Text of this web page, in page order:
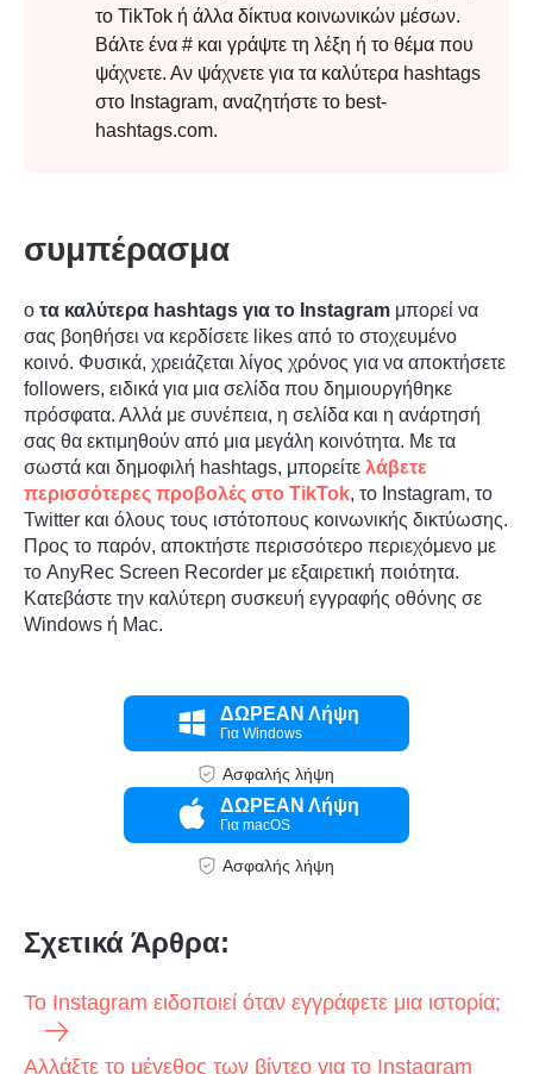
το TikTok ή άλλα δίκτυα κοινωνικών μέσων.
Βάλτε ένα # και γράψτε τη λέξη ή το θέμα που
ψάχνετε. Αν ψάχνετε για τα καλύτερα hashtags
στο Instagram, αναζητήστε το best-
hashtags.com.
συμπέρασμα
ο τα καλύτερα hashtags για το Instagram μπορεί να
σας βοηθήσει να κερδίσετε likes από το στοχευμένο
κοινό. Φυσικά, χρειάζεται λίγος χρόνος για να αποκτήσετε
followers, ειδικά για μια σελίδα που δημιουργήθηκε
πρόσφατα. Αλλά με συνέπεια, η σελίδα και η ανάρτησή
σας θα εκτιμηθούν από μια μεγάλη κοινότητα. Με τα
σωστά και δημοφιλή hashtags, μπορείτε λάβετε
περισσότερες προβολές στο TikTok, το Instagram, το
Twitter και όλους τους ιστότοπους κοινωνικής δικτύωσης.
Προς το παρόν, αποκτήστε περισσότερο περιεχόμενο με
το AnyRec Screen Recorder με εξαιρετική ποιότητα.
Κατεβάστε την καλύτερη συσκευή εγγραφής οθόνης σε
Windows ή Mac.
ΔΩΡΕΑΝ Λήψη
Για Windows
Ασφαλής λήψη
ΔΩΡΕΑΝ Λήψη
Για macOS
Ασφαλής λήψη
Σχετικά Άρθρα:
Το Instagram ειδοποιεί όταν εγγράφετε μια ιστορία;
Αλλάξτε το μέγεθος των βίντεο για το Instagram